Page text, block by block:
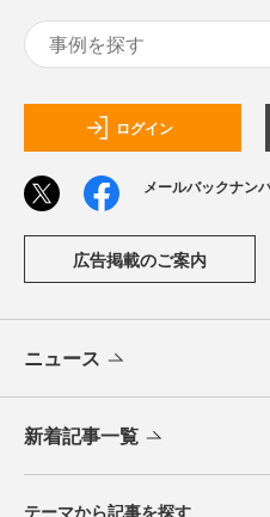
ログイン
メールバックナン
広告掲載のご案内
ニュース
新着記事一覧
テーマから記事を探す